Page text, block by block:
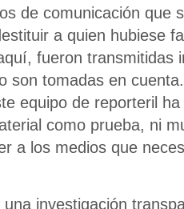
de comunicación que
a quien hubiese
fueron transmitidas
son tomadas en
equipo de reporteril
como prueba, ni
a los medios que
investigación